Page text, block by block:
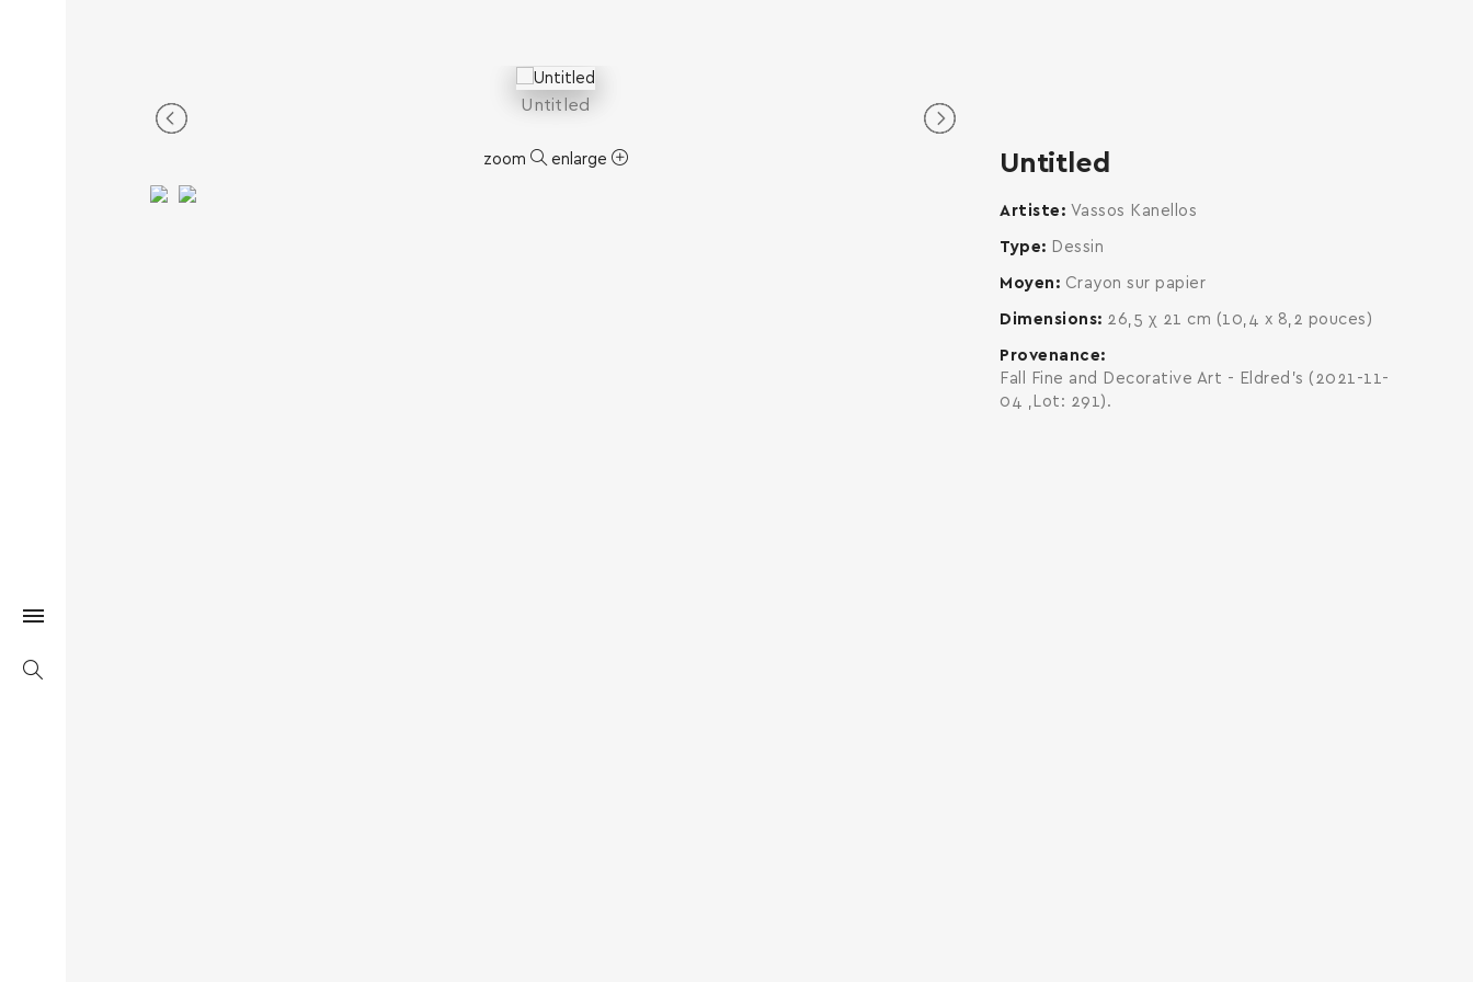
Untitled
zoom enlarge Untitled
Artiste Vassos Kanellos
Type Dessin
Moyen Crayon sur papier
Dimensions 26,5 χ 21 cm (10,4 x 8,2 pouces)
Provenance
Fall Fine and Decorative Art - Eldred's (2021-11-
04 ,Lot: 291).